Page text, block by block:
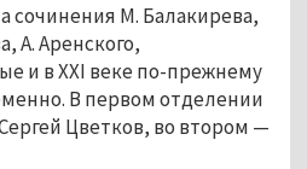
сочинения М. Балакирева,
А. Аренского,
и в XXI веке по-прежнему
В первом отделении
Цветков, во втором —